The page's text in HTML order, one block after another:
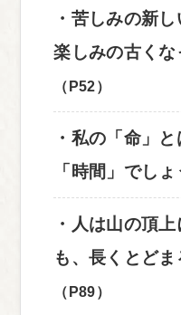
・苦しみの新
楽しみの古くな
（P52）
・私の「命」
「時間」でしょ
・人は山の頂
も、長くとど
（P89）